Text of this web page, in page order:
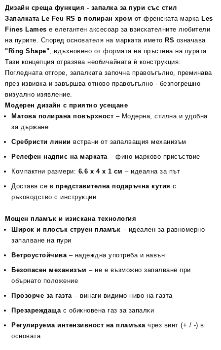
Дизайн среща функция - запалка за пури със стил
Запалката Le Feu RS в полиран хром от френската марка Les
Fines Lames е елегантен аксесоар за взискателните любители
на пурите. Според основателя на марката името RS означава
"Ring Shape", вдъхновено от формата на пръстена на пурата.
Тази концепция отразява необичайната ѝ конструкция:
Погледната отгоре, запалката започна правоъгълно, преминава
през извивка и завършва отново правоъгълно - безпогрешно
визуално изявление.
Модерен дизайн с приятно усещане
Матова полирана повърхност – Модерна, стилна и удобна
за държане
Сребристи линии встрани от запалващия механизъм
Релефен надпис на марката– фино марково присъствие
Компактни размери: 6.6 x 4 x 1 см – идеална за път
Доставя се в представителна подаръчна кутия с
ръководство с инструкции
Мощен пламък и изискана технология
Широк и плосък струен пламък – идеален за равномерно
запалване на пури
Ветроустойчива– надеждна употреба и навън
Безопасен механизъм – не е възможно запалване при
обърнато положение
Прозорче за газта– винаги видимо ниво на газта
Презареждащас обикновена газ за запалки
Регулируема интензивност на пламъкачрез винт (+ / -) в
основата